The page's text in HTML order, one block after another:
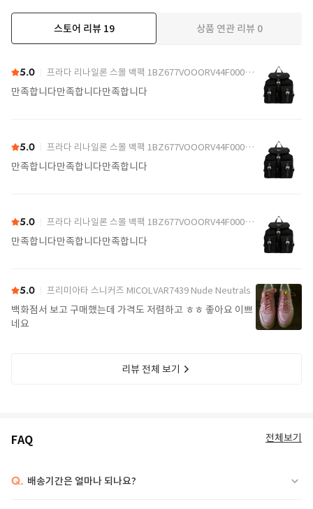
스토어 리뷰 19 상품 연관 리뷰 0
5.0 프라다 리나일론 스몰 백팩 1BZ677VOOORV44F0002 Black
만족합니다만족합니다만족합니다
5.0 프라다 리나일론 스몰 백팩 1BZ677VOOORV44F0002 Black
만족합니다만족합니다만족합니다
5.0 프라다 리나일론 스몰 백팩 1BZ677VOOORV44F0002 Black
만족합니다만족합니다만족합니다
5.0 프리미아타 스니커즈 MICOLVAR7439 Nude Neutrals
백화점서 보고 구매했는데 가격도 저렴하고 ㅎㅎ 좋아요 이쁘
네요
리뷰 전체 보기
FAQ 전체보기
Q. 배송기간은 얼마나 되나요?